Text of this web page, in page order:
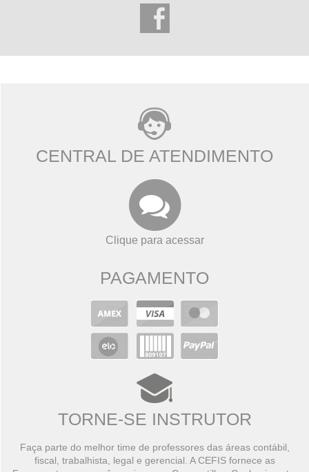
CENTRAL DE ATENDIMENTO
Clique para acessar
PAGAMENTO
TORNE-SE INSTRUTOR
Faça parte do melhor time de professores das áreas contábil,
fiscal, trabalhista, legal e gerencial. A CEFIS fornece as